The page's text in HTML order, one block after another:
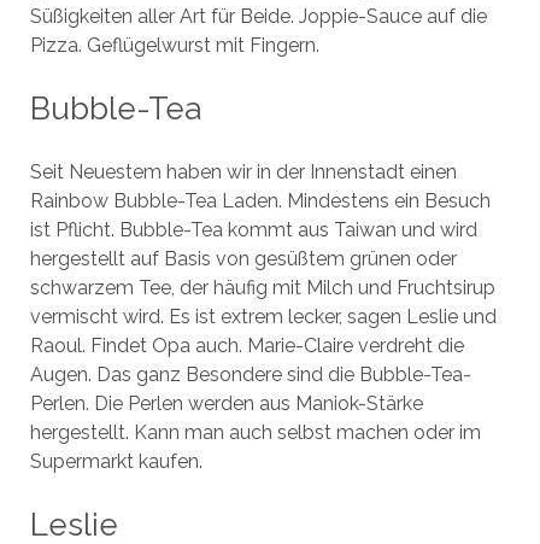
Süßigkeiten aller Art für Beide. Joppie-Sauce auf die
Pizza. Geflügelwurst mit Fingern.
Bubble-Tea
Seit Neuestem haben wir in der Innenstadt einen
Rainbow Bubble-Tea Laden. Mindestens ein Besuch
ist Pflicht. Bubble-Tea kommt aus Taiwan und wird
hergestellt auf Basis von gesüßtem grünen oder
schwarzem Tee, der häufig mit Milch und Fruchtsirup
vermischt wird. Es ist extrem lecker, sagen Leslie und
Raoul. Findet Opa auch. Marie-Claire verdreht die
Augen. Das ganz Besondere sind die Bubble-Tea-
Perlen. Die Perlen werden aus Maniok-Stärke
hergestellt. Kann man auch selbst machen oder im
Supermarkt kaufen.
Leslie